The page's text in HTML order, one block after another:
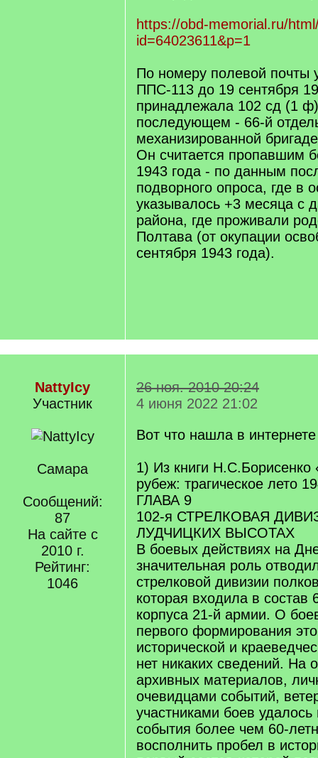
https://obd-memorial.ru/
id=64023611&p=1
По номеру полевой почты
ППС-113 до 19 сентября
принадлежала 102 сд (1
последующем - 66-й
механизированной
Он считается пропавшим
1943 года - по данным
подворного опроса, где в
указывалось +3 месяца с
района, где проживали
Полтава (от окупации
сентября 1943 года).
NattyIcy
Участник
Самара
Сообщений:
87
На сайте с
2010 г.
Рейтинг:
1046
26 ноя. 2010 20:24
4 июня 2022 21:02
Вот что нашла в
1) Из книги Н.С.Борисенко
рубеж: трагическое лето
ГЛАВА 9
102-я СТРЕЛКОВАЯ
ЛУДЧИЦКИХ ВЫСОТАХ
В боевых действиях на
значительная роль
стрелковой дивизии
которая входила в состав
корпуса 21-й армии. О
первого формирования
исторической и
нет никаких сведений. На
архивных материалов,
очевидцами событий,
участниками боев удалось
события более чем 60-
восполнить пробел в